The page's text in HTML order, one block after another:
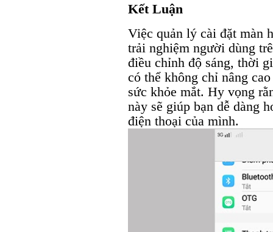
Kết Luận
Việc quản lý cài đặt màn
trải nghiệm người dùng
điều chỉnh độ sáng, thời
có thể không chỉ nâng
sức khỏe mắt. Hy vọng
này sẽ giúp bạn dễ dàng
điện thoại của mình.